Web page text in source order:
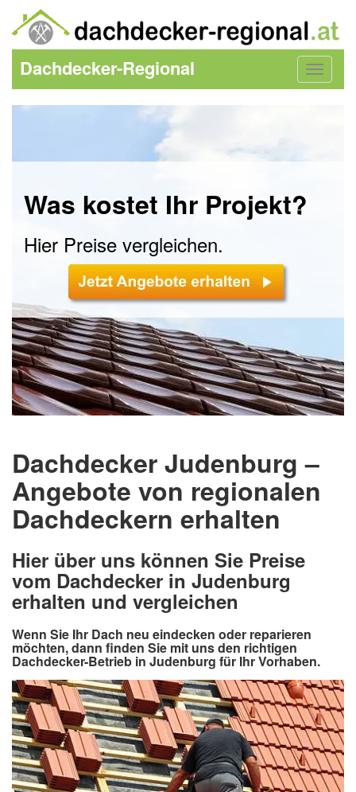
Toggle
Dachdecker-Regional
Was kostet Ihr Projekt?
Hier Preise vergleichen.
Dachdecker Judenburg –
Angebote von regionalen
Dachdeckern erhalten
Hier über uns können Sie Preise
vom Dachdecker in Judenburg
erhalten und vergleichen
Wenn Sie Ihr Dach neu eindecken oder reparieren
möchten, dann finden Sie mit uns den richtigen
Dachdecker-Betrieb in Judenburg für Ihr Vorhaben.